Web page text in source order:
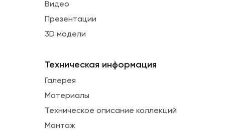
Видео
Презентации
3D модели
Техническая информация
Галерея
Материалы
Техническое описание коллекций
Монтаж